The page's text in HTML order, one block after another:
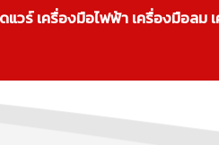
วร์ เครื่องมือไฟฟ้า เครื่องมือล